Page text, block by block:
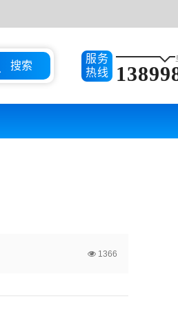
搜索
服务
热线
1366